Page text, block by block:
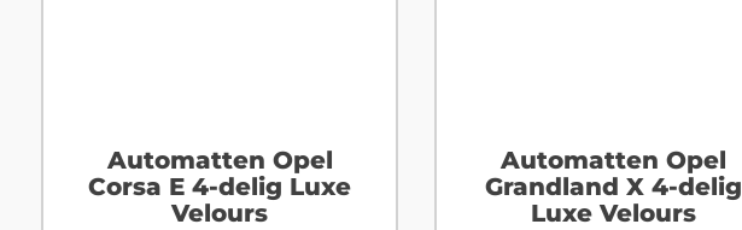
Automatten Opel
Corsa E 4-delig Luxe
Velours
Automatten Opel
Grandland X 4-delig
Luxe Velours